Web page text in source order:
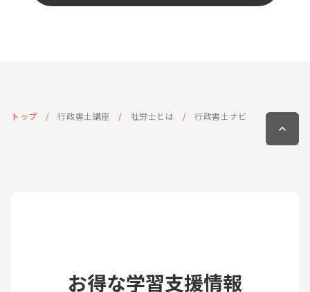
トップ 行政書士講座 社労士とは 行政書士ナビ
お得な学習支援情報